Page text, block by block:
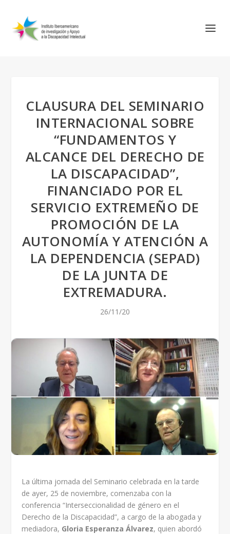
CLAUSURA DEL SEMINARIO
INTERNACIONAL SOBRE
“FUNDAMENTOS Y
ALCANCE DEL DERECHO DE
LA DISCAPACIDAD”,
FINANCIADO POR EL
SERVICIO EXTREMEÑO DE
PROMOCIÓN DE LA
AUTONOMÍA Y ATENCIÓN A
LA DEPENDENCIA (SEPAD)
DE LA JUNTA DE
EXTREMADURA.
26/11/20
La última jornada del Seminario celebrada en la tarde
de ayer, 25 de noviembre, comenzaba con la
conferencia “Interseccionalidad de género en el
Derecho de la Discapacidad”, a cargo de la abogada y
mediadora, Gloria Esperanza Álvarez, quien abordó